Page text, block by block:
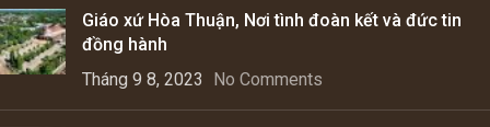
Giáo xứ Hòa Thuận, Nơi tình đoàn kết và đức tin
đồng hành
Tháng 9 8, 2023
No Comments